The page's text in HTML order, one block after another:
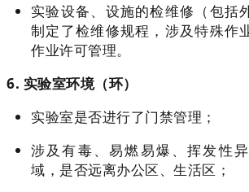
实验设备、设施的检维修（包括
制定了检维修规程，涉及特殊作
作业许可管理。
6. 实验室环境（环）
实验室是否进行了门禁管理；
涉及有毒、易燃易爆、挥发性
域，是否远离办公区、生活区；